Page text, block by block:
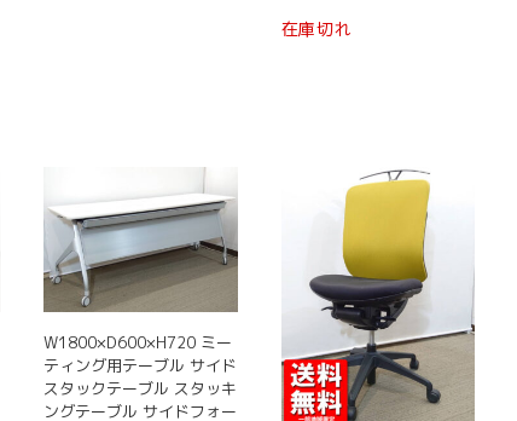
在庫切れ
W1800×D600×H720 ミー
ティング用テーブル サイド
スタックテーブル スタッキ
ングテーブル サイドフォー